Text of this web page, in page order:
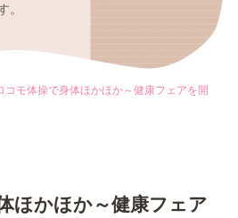
。
コモ体操で身体ほかほか～健康フェアを開
ほかほか～健康フェア